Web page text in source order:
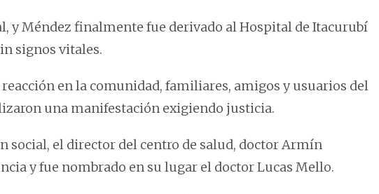
y Méndez finalmente fue derivado al Hospital de Itacurubí
signos vitales.
en la comunidad, familiares, amigos y usuarios del
una manifestación exigiendo justicia.
social, el director del centro de salud, doctor Armín
y fue nombrado en su lugar el doctor Lucas Mello.